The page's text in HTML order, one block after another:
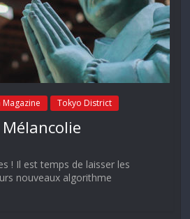
Magazine Tokyo District
! Il est temps de laisser les
nouveaux algorithme